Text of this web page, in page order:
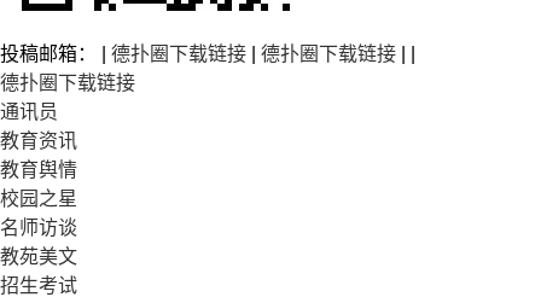
投稿邮箱： | 德扑圈下载链接 德扑圈下载链接
德扑圈下载链接
通讯员
教育资讯
教育舆情
校园之星
名师访谈
教苑美文
招生考试